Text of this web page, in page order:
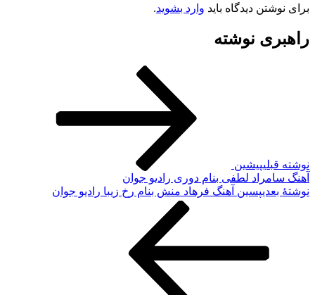
نوشتن دیدگاه بایدوارد بشوید.
نوشته
قبلیپیشین
سامراد لطفی بنام دوری رادیو جوان
بعدیپسین آهنگ فرهاد منش بنام رخ زیبا رادیو جوان